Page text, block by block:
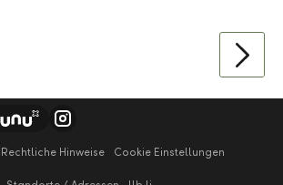
Rechtliche Hinweise Cookie Einstellungen